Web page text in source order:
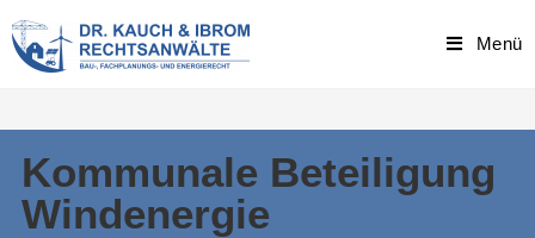
to
content
Menü
Kommunale Beteiligung
Windenergie